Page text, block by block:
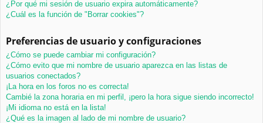
¿Por qué mi sesión de usuario expira automáticamente?
¿Cuál es la función de "Borrar cookies"?
Preferencias de usuario y configuraciones
¿Cómo se puede cambiar mi configuración?
¿Cómo evito que mi nombre de usuario aparezca en las listas de
usuarios conectados?
¡La hora en los foros no es correcta!
Cambié la zona horaria en mi perfil, ¡pero la hora sigue siendo incorrecto!
¡Mi idioma no está en la lista!
¿Qué es la imagen al lado de mi nombre de usuario?